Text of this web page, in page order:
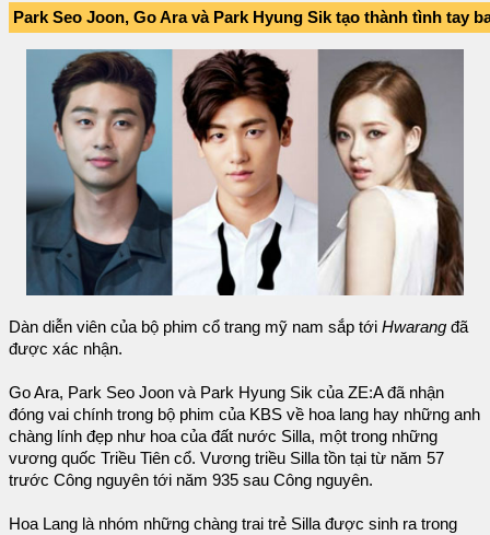
Park Seo Joon, Go Ara và Park Hyung Sik tạo thành tình tay
Dàn diễn viên của bộ phim cổ trang mỹ nam sắp tới Hwarang đã
được xác nhận.
Go Ara, Park Seo Joon và Park Hyung Sik của ZE:A đã nhận
đóng vai chính trong bộ phim của KBS về hoa lang hay những anh
chàng lính đẹp như hoa của đất nước Silla, một trong những
vương quốc Triều Tiên cổ. Vương triều Silla tồn tại từ năm 57
trước Công nguyên tới năm 935 sau Công nguyên.
Hoa Lang là nhóm những chàng trai trẻ Silla được sinh ra trong